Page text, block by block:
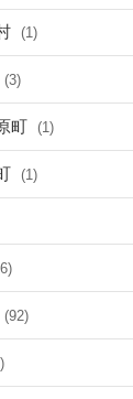
(1)
(3)
町 (1)
(1)
(92)